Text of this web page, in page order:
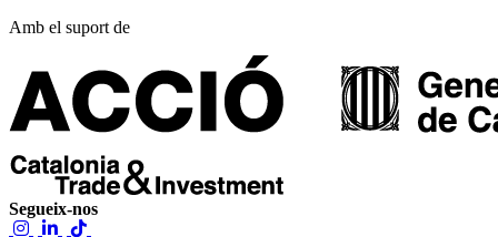
Amb el suport de
Segueix-nos